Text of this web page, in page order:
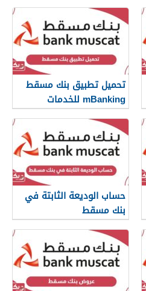
تحميل تطبيق بنك مسقط
mBanking للخدمات
المصرفية
حساب الوديعة الثابتة في
بنك مسقط